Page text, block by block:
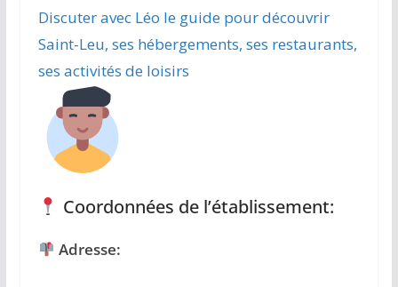
Discuter avec Léo le guide pour découvrir
Saint-Leu, ses hébergements, ses restaurants,
ses activités de loisirs
Coordonnées de l’établissement:
Adresse: